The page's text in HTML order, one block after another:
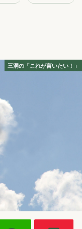
三洞の「これが言いたい！」